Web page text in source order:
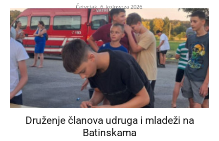
Četvrtak, 6. kolovoza 2026.
Druženje članova udruga i mladeži na
Batinskama